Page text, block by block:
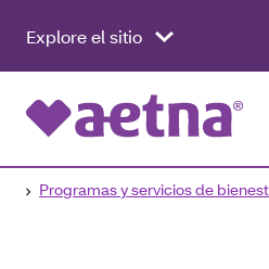
Explore el sitio
Programas y servicios de